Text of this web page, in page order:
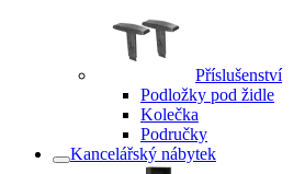
Příslušenství
Podložky pod židle
Kolečka
Područky
Kancelářský nábytek